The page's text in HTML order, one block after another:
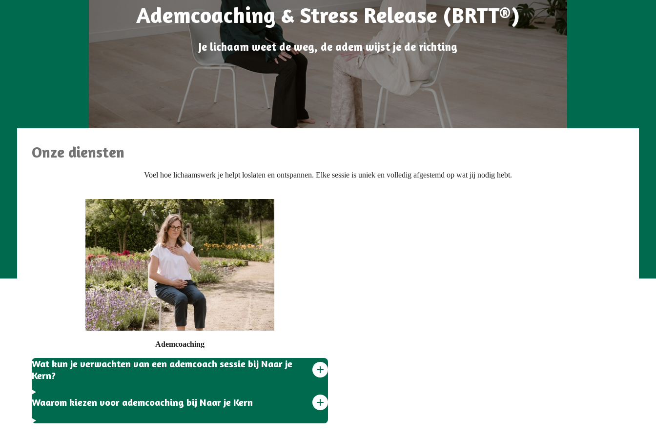
Ademcoaching & Stress Release (BRTT®)
Je lichaam weet de weg, de adem wijst je de richting
Onze diensten
Voel hoe lichaamswerk je helpt loslaten en ontspannen. Elke sessie is uniek en volledig afgestemd op wat jij nodig hebt.
Ademcoaching
Wat kun je verwachten van een ademcoach sessie bij Naar je
Kern?
Waarom kiezen voor ademcoaching bij Naar je Kern